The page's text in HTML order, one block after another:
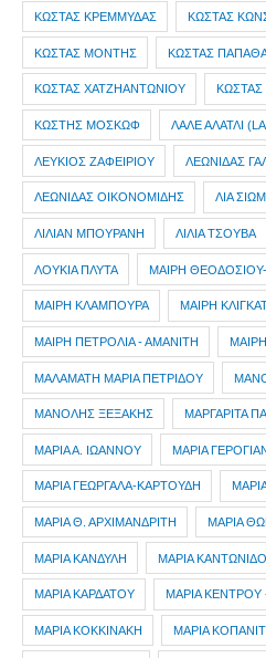
ΚΩΣΤΑΣ ΚΡΕΜΜΥΔΑΣ ΚΩΣΤΑΣ
ΚΩΣΤΑΣ ΜΟΝΤΗΣ ΚΩΣΤΑΣ
ΚΩΣΤΑΣ ΧΑΤΖΗΑΝΤΩΝΙΟΥ ΚΩΣΤΑΣ
ΚΩΣΤΗΣ ΜΟΣΚΩΦ ΛΑΛΕ ΑΛΑΤΛΙ
ΛΕΥΚΙΟΣ ΖΑΦΕΙΡΙΟΥ ΛΕΩΝΙΔΑΣ
ΛΕΩΝΙΔΑΣ ΟΙΚΟΝΟΜΙΔΗΣ ΛΙΑ
ΛΙΛΙΑΝ ΜΠΟΥΡΑΝΗ ΛΙΛΙΑ ΤΣΟΥΒΑ
ΛΟΥΚΙΑ ΠΛΥΤΑ ΜΑΙΡΗ
ΜΑΙΡΗ ΚΛΑΜΠΟΥΡΑ ΜΑΙΡΗ
ΜΑΙΡΗ ΠΕΤΡΟΛΙΑ - ΑΜΑΝΙΤΗ
ΜΑΛΑΜΑΤΗ ΜΑΡΙΑ ΠΕΤΡΙΔΟΥ
ΜΑΝΟΛΗΣ ΞΕΞΑΚΗΣ ΜΑΡΓΑΡΙΤΑ
ΜΑΡΙΑ Α. ΙΩΑΝΝΟΥ ΜΑΡΙΑ
ΜΑΡΙΑ ΓΕΩΡΓΑΛΑ-ΚΑΡΤΟΥΔΗ
ΜΑΡΙΑ Θ. ΑΡΧΙΜΑΝΔΡΙΤΗ ΜΑΡΙΑ
ΜΑΡΙΑ ΚΑΝΔΥΛΗ ΜΑΡΙΑ
ΜΑΡΙΑ ΚΑΡΔΑΤΟΥ ΜΑΡΙΑ
ΜΑΡΙΑ ΚΟΚΚΙΝΑΚΗ ΜΑΡΙΑ